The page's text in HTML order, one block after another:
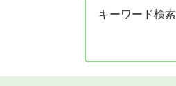
キーワード検索